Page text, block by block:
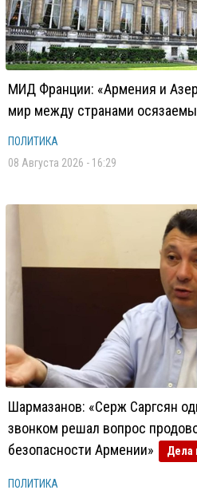
МИД Франции: «Армения и
мир между странами
ПОЛИТИКА
08 Августа 2026 - 16:29
Шармазанов: «Серж Саргсян
звонком решал вопрос
безопасности Армении»
Дела
ПОЛИТИКА